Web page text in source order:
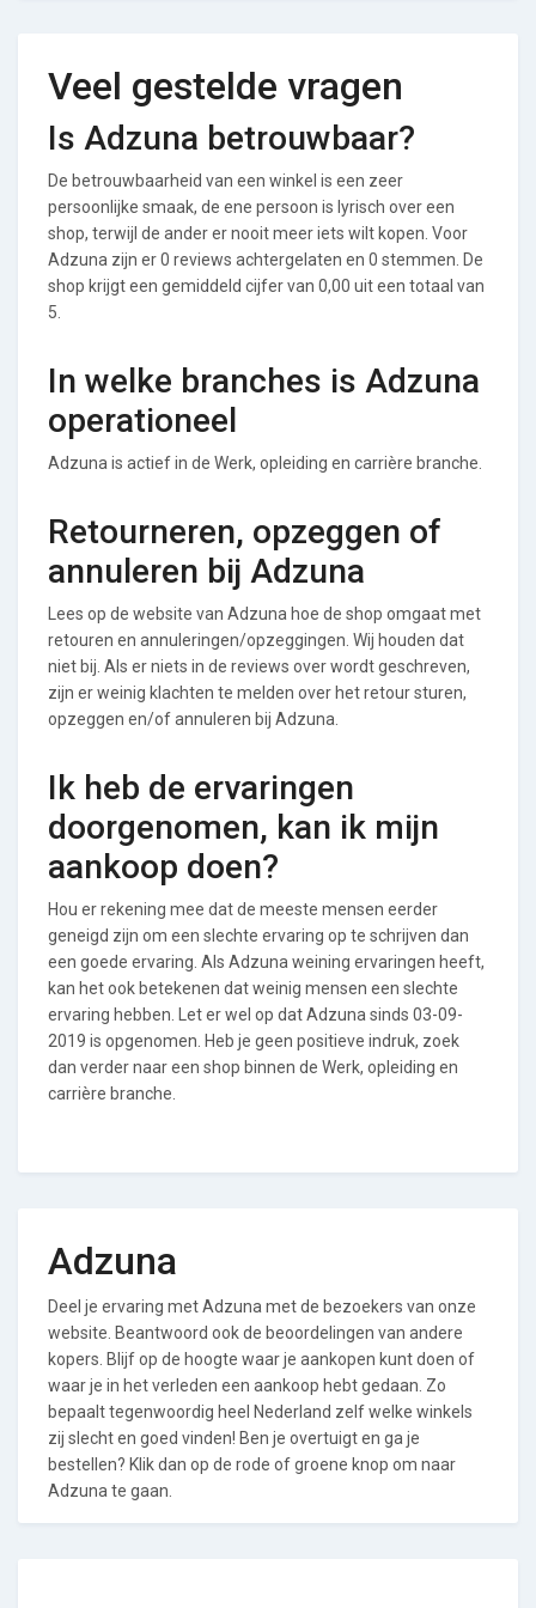
Veel gestelde vragen
Is Adzuna betrouwbaar?
De betrouwbaarheid van een winkel is een zeer
persoonlijke smaak, de ene persoon is lyrisch over een
shop, terwijl de ander er nooit meer iets wilt kopen. Voor
Adzuna zijn er 0 reviews achtergelaten en 0 stemmen. De
shop krijgt een gemiddeld cijfer van 0,00 uit een totaal van
5.
In welke branches is Adzuna
operationeel
Adzuna is actief in de Werk, opleiding en carrière branche.
Retourneren, opzeggen of
annuleren bij Adzuna
Lees op de website van Adzuna hoe de shop omgaat met
retouren en annuleringen/opzeggingen. Wij houden dat
niet bij. Als er niets in de reviews over wordt geschreven,
zijn er weinig klachten te melden over het retour sturen,
opzeggen en/of annuleren bij Adzuna.
Ik heb de ervaringen
doorgenomen, kan ik mijn
aankoop doen?
Hou er rekening mee dat de meeste mensen eerder
geneigd zijn om een slechte ervaring op te schrijven dan
een goede ervaring. Als Adzuna weining ervaringen heeft,
kan het ook betekenen dat weinig mensen een slechte
ervaring hebben. Let er wel op dat Adzuna sinds 03-09-
2019 is opgenomen. Heb je geen positieve indruk, zoek
dan verder naar een shop binnen de Werk, opleiding en
carrière branche.
Adzuna
Deel je ervaring met Adzuna met de bezoekers van onze
website. Beantwoord ook de beoordelingen van andere
kopers. Blijf op de hoogte waar je aankopen kunt doen of
waar je in het verleden een aankoop hebt gedaan. Zo
bepaalt tegenwoordig heel Nederland zelf welke winkels
zij slecht en goed vinden! Ben je overtuigt en ga je
bestellen? Klik dan op de rode of groene knop om naar
Adzuna te gaan.